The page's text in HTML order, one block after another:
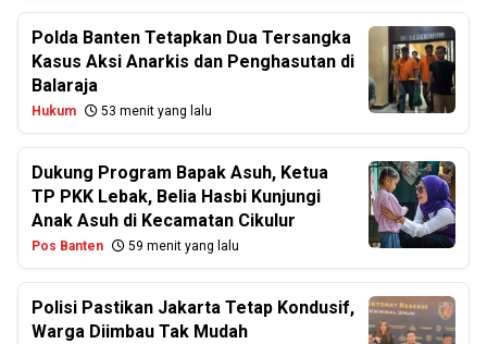
Polda Banten Tetapkan Dua Tersangka
Kasus Aksi Anarkis dan Penghasutan di
Balaraja
Hukum 53 menit yang lalu
Dukung Program Bapak Asuh, Ketua
TP PKK Lebak, Belia Hasbi Kunjungi
Anak Asuh di Kecamatan Cikulur
Pos Banten 59 menit yang lalu
Polisi Pastikan Jakarta Tetap Kondusif,
Warga Diimbau Tak Mudah